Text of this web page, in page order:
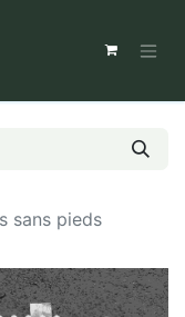
sans pieds